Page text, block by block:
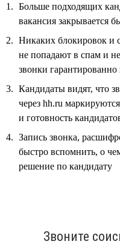
Больше подходящих
вакансия закрывается
Никаких блокировок и
не попадают в спам и
звонки гарантированно
Кандидаты видят, что
через hh.ru
и готовность
Запись звонка,
быстро вспомнить, о
решение по кандидату
Звоните